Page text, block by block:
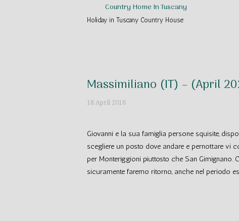
Country Home In Tuscany
Holiday in Tuscany Country House
Massimiliano (IT) – (April
18 April 2018
Giovanni e la sua famiglia persone squisite,
scegliere un posto dove andare e pernottare vi
per Monteriggioni piuttosto che San
sicuramente faremo ritorno, anche nel periodo